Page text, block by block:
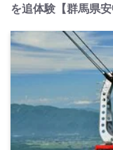
を追体験【群馬県